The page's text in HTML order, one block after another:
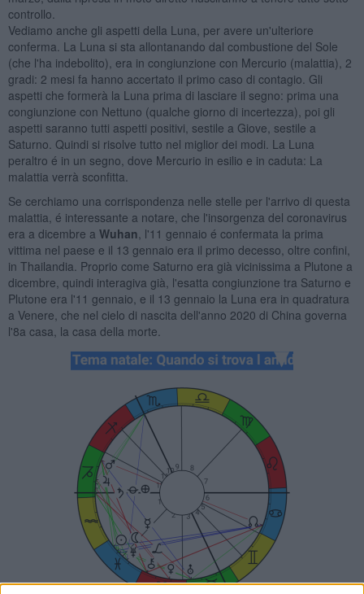
controllo.
Vediamo anche gli aspetti della Luna, per avere un'ulteriore
conferma. La Luna si sta allontanando dal combustione del Sole
(che l'ha indebolito), era in congiunzione con Mercurio (malattia), 2
gradi: 2 mesi fa hanno accertato il primo caso di contagio. Gli
aspetti che formerà la Luna prima di lasciare il segno: prima una
congiunzione con Nettuno (qualche giorno di incertezza), poi gli
aspetti saranno tutti aspetti positivi, sestile a Giove, sestile a
Saturno. Quindi si risolve tutto nel miglior dei modi. La Luna
peraltro é in un segno, dove Mercurio in esilio e in caduta: La
malattia verrà sconfitta.
Se cerchiamo una corrispondenza nelle stelle per l'arrivo di questa
malattia, é interessante a notare, che l'insorgenza del coronavirus
era a dicembre a Wuhan , l'11 gennaio é confermata la prima
vittima nel paese e il 13 gennaio era il primo decesso, oltre confini,
in Thailandia. Proprio come Saturno era già vicinissima a Plutone a
dicembre, quindi interagiva già, l'esatta congiunzione tra Saturno e
Plutone era l'11 gennaio, e il 13 gennaio la Luna era in quadratura
a Venere, che nel cielo di nascita dell'anno 2020 di China governa
l'8a casa, la casa della morte.